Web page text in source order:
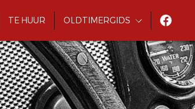
TE HUUR OLDTIMERGIDS